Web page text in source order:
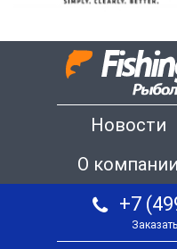
Новости
О компании
+7